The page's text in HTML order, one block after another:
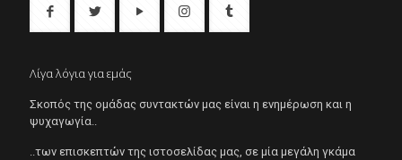
Λίγα λόγια για εμάς
Σκοπός της ομάδας συντακτών μας είναι η ενημέρωση και η
ψυχαγωγία..
..των επισκεπτών της ιστοσελίδας μας, σε μία μεγάλη γκάμα